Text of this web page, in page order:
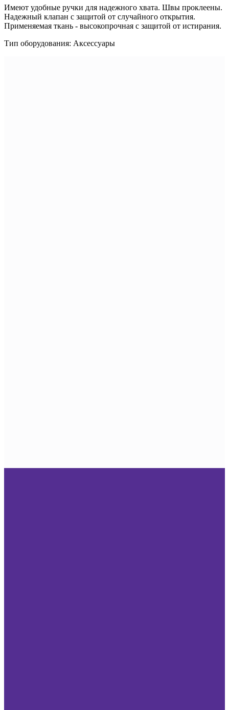
Имеют удобные ручки для надежного хвата. Швы проклеены.
Надежный клапан с защитой от случайного открытия.
Применяемая ткань - высокопрочная с защитой от истирания.
Тип оборудования: Аксессуары